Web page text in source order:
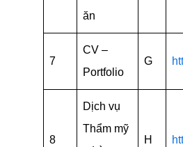
ăn
7
CV –
Portfolio
G
8
Dịch vụ
Thẩm mỹ
H